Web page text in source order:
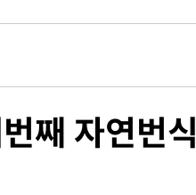
째 자연번식